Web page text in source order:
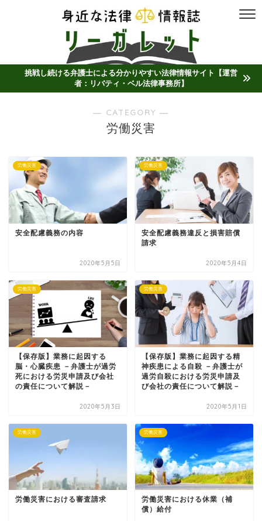
挑戦し続ける弁護士による分かりやすい法律情報サイト【運営
者：リバティ・ベル法律事務所】
― CATEGORY ―
労働災害
労働災害
安全配慮義務の内容
2020年5月5日
労働災害
安全配慮義務違反と損害賠償
請求
2020年5月4日
労働災害
【保存版】業務に起因する
脳・心臓疾患 －弁護士が過労
死における労災申請及び会社
の責任について解説－
2020年5月3日
労働災害
【保存版】業務に起因する精
神疾患による自殺 －弁護士が
過労自殺における労災申請及
び会社の責任について解説－
2020年5月1日
労働災害
労働災害における審査請求
労働災害
労働災害における休業（補
償）給付